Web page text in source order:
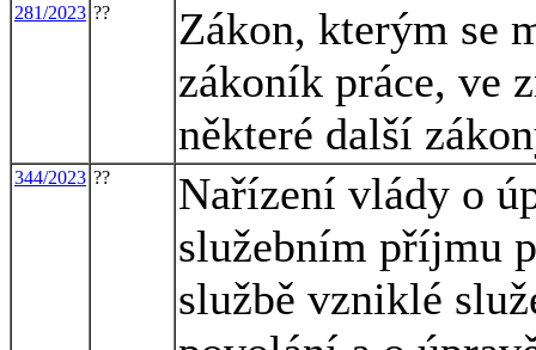
281/2023 ??
Zákon, kterým se
zákoník práce, ve
některé další
344/2023 ??
Nařízení vlády o
služebním příjmu
službě vzniklé